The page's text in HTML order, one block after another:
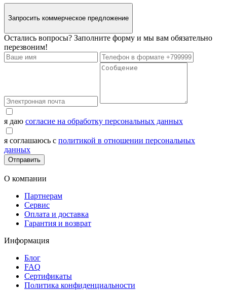
Запросить коммерческое предложение
Остались вопросы? Заполните форму и мы вам обязательно
перезвоним!
я даю согласие на обработку персональных данных
я соглашаюсь с политикой в отношении персональных
данных
Отправить
О компании
Партнерам
Сервис
Оплата и доставка
Гарантия и возврат
Информация
Блог
FAQ
Сертификаты
Политика конфиденциальности